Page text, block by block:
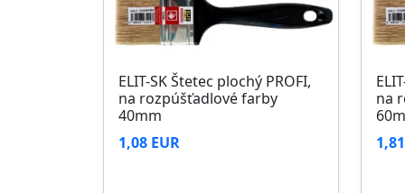
ELIT-SK Štetec plochý PROFI,
na rozpúšťadlové farby
40mm
1,08 EUR
na